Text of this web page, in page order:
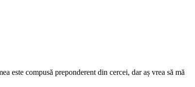
este compusă preponderent din cercei, dar aș vrea să mă